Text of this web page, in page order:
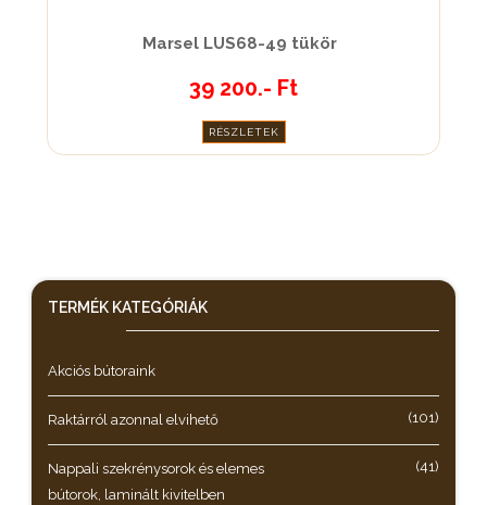
Marsel LUS68-49 tükör
39 200.- Ft
RÉSZLETEK
TERMÉK KATEGÓRIÁK
Akciós bútoraink
Raktárról azonnal elvihető (101)
Nappali szekrénysorok és elemes
bútorok, laminált kivitelben
(41)